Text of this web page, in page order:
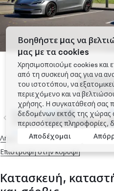
Tap to
Λήψη
Επιστροφή στην κορυφή
Κατασκευή,
Βοηθήστε μας να
μας με τα cookies
Χρησιμοποιούμε cookies και
από τη συσκευή σας για να
του ιστοτόπου, να
περιεχόμενο και να
χρήσης. Η συγκατάθεσή σας
δεδομένων εκτός της χώρας
περισσότερες πληροφορίες,
Αποδέχομαι